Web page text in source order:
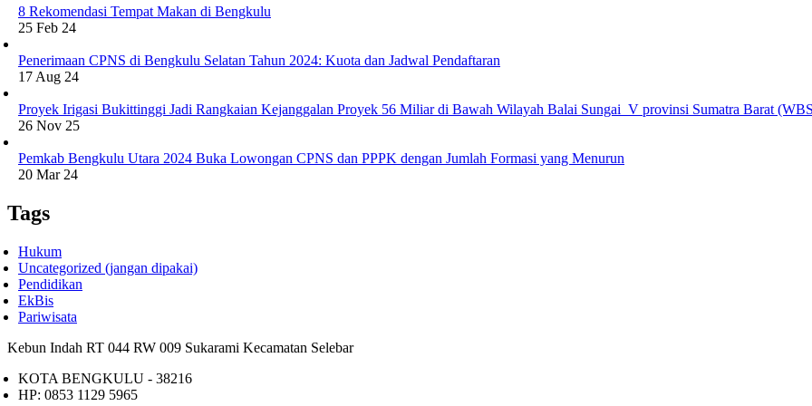
8 Rekomendasi Tempat Makan di Bengkulu
25 Feb 24
Penerimaan CPNS di Bengkulu Selatan Tahun 2024: Kuota dan Jadwal Pendaftaran
17 Aug 24
Proyek Irigasi Bukittinggi Jadi Rangkaian Kejanggalan Proyek 56 Miliar di Bawah Wilayah Balai Sungai V provinsi Sumatra Barat
26 Nov 25
Pemkab Bengkulu Utara 2024 Buka Lowongan CPNS dan PPPK dengan Jumlah Formasi yang Menurun
20 Mar 24
Tags
Hukum
Uncategorized (jangan dipakai)
Pendidikan
EkBis
Pariwisata
Kebun Indah RT 044 RW 009 Sukarami Kecamatan Selebar
KOTA BENGKULU - 38216
HP: 0853 1129 5965